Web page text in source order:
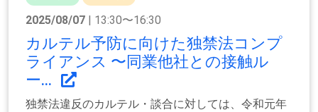
2025/08/07 | 13:30〜16:30
カルテル予防に向けた独禁法コンプ
ライアンス 〜同業他社との接触ル
ー...
独禁法違反のカルテル・談合に対しては、令和元年